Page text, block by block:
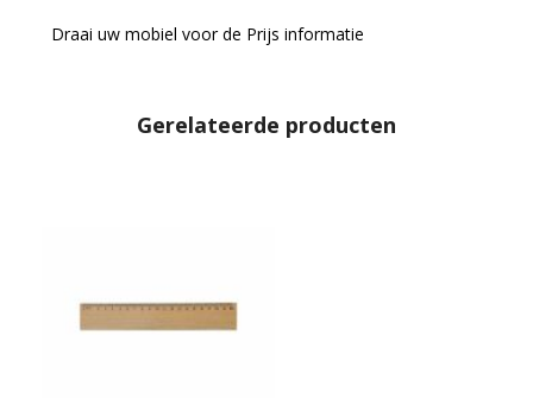
Draai uw mobiel voor de Prijs informatie
Gerelateerde producten